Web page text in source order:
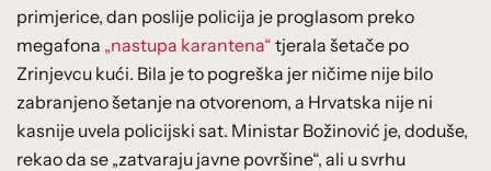
primjerice, dan poslije policija je proglasom preko
megafona „nastupa karantena“ tjerala šetače po
Zrinjevcu kući. Bila je to pogreška jer ničime nije bilo
zabranjeno šetanje na otvorenom, a Hrvatska nije ni
kasnije uvela policijski sat. Ministar Božinović je, doduše,
rekao da se „zatvaraju javne površine“, ali u svrhu